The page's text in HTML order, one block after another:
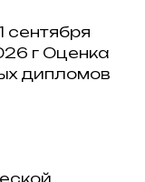
сентября
г Оценка
дипломов